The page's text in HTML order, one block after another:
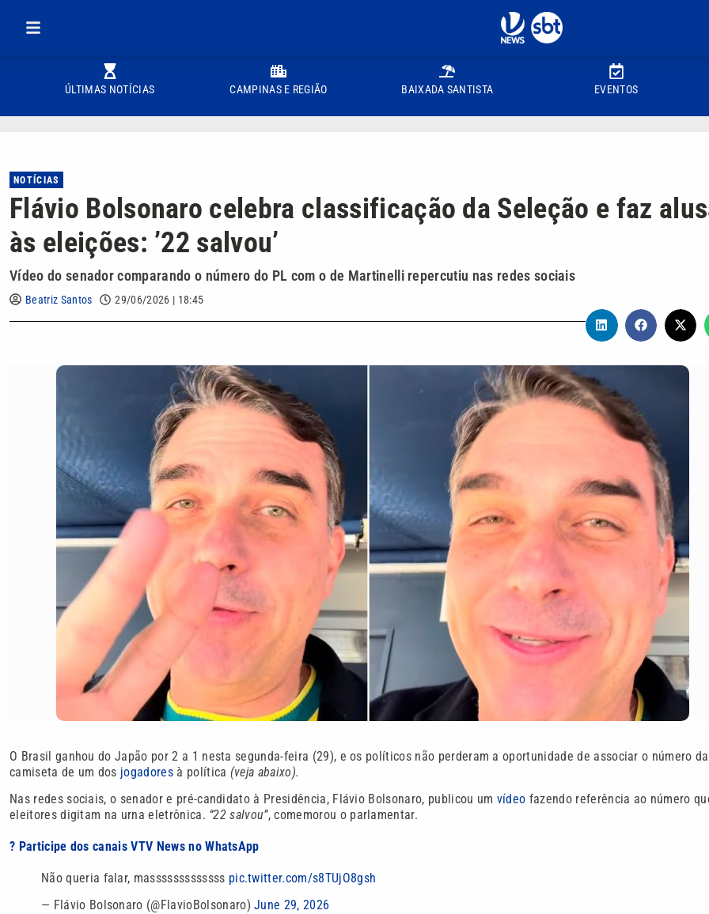
ÚLTIMAS NOTÍCIAS CAMPINAS E REGIÃO BAIXADA SANTISTA EVENTOS
NOTÍCIAS
Flávio Bolsonaro celebra classificação da Seleção e faz
às eleições: ’22 salvou’
Vídeo do senador comparando o número do PL com o de Martinelli repercutiu nas redes sociais
Beatriz Santos 29/06/2026 | 18:45
O Brasil ganhou do Japão por 2 a 1 nesta segunda-feira (29), e os políticos não perderam a oportunidade de associar o número da
camiseta de um dos jogadores à política (veja abaixo).
Nas redes sociais, o senador e pré-candidato à Presidência, Flávio Bolsonaro, publicou um vídeo fazendo referência ao número
eleitores digitam na urna eletrônica. “22 salvou”, comemorou o parlamentar.
? Participe dos canais VTV News no WhatsApp
Não queria falar, masssssssssssss pic.twitter.com/s8TUjO8gsh
— Flávio Bolsonaro (@FlavioBolsonaro)June 29, 2026